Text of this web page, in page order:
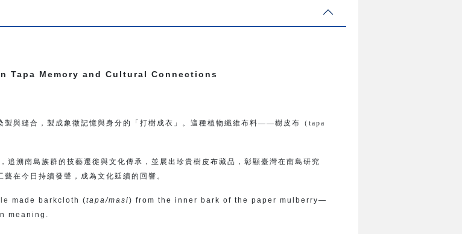
Tapa Memory and Cultural Connections
製與縫合，製成象徵記憶與身分的「打樹成衣」。這種植物纖維布料——樹皮布（tapa
溯南島族群的技藝遷徙與文化傳承，並展出珍貴樹皮布藏品，彰顯臺灣在南島研究
在今日持續發聲，成為文化延續的回響。
made barkcloth (tapa/masi) from the inner bark of the paper mulberry—
meaning.